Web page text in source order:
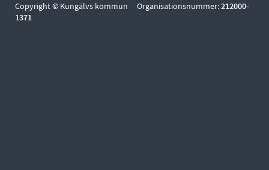
Copyright © Kungälvs kommun Organisationsnummer:212000-
1371